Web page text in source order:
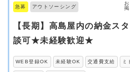
急募 アウトソーシング
【長期】高島屋内の納金ス
談可★未経験歓迎★
WEB登録OK 未経験OK 交通費支給 ミ